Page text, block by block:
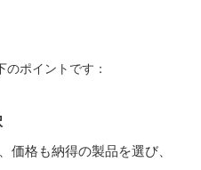
ポイントです：
価格も納得の製品を選び、